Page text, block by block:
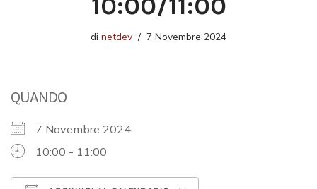
di netdev 7 Novembre 2024
QUANDO
7 Novembre 2024
10:00 - 11:00